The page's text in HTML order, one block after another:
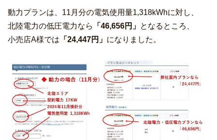
動力プランは、11月分の電気使用量1,318kWhに対し、
北陸電力の低圧電力なら
「46,656円」 となるところ、
小売店A様では 「24,447円」 になりました。